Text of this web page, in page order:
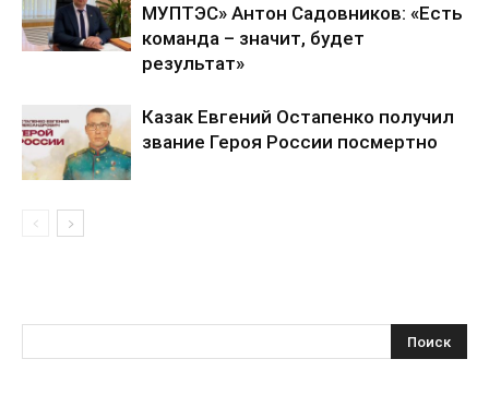
МУПТЭС» Антон Садовников: «Есть
команда – значит, будет
результат»
Казак Евгений Остапенко получил
звание Героя России посмертно